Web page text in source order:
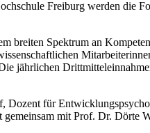
Freiburg werden die
breiten Spektrum an
jährlichen
für
mit Prof. Dr. Dörte